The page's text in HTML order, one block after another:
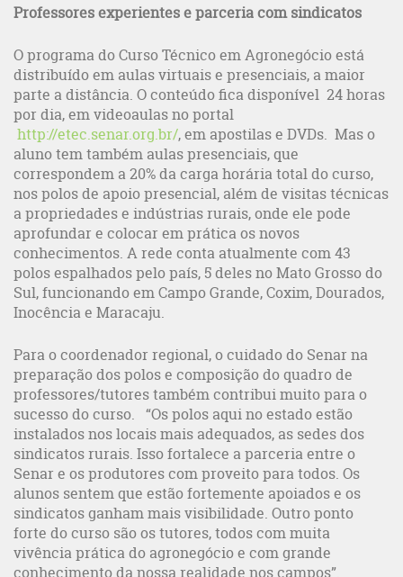
Professores experientes e parceria com sindicatos
O programa do Curso Técnico em Agronegócio está
distribuído em aulas virtuais e presenciais, a maior
parte a distância. O conteúdo fica disponível 24 horas
por dia, em videoaulas no portal
http://etec.senar.org.br/, em apostilas e DVDs. Mas o
aluno tem também aulas presenciais, que
correspondem a 20% da carga horária total do curso,
nos polos de apoio presencial, além de visitas técnicas
a propriedades e indústrias rurais, onde ele pode
aprofundar e colocar em prática os novos
conhecimentos. A rede conta atualmente com 43
polos espalhados pelo país, 5 deles no Mato Grosso do
Sul, funcionando em Campo Grande, Coxim, Dourados,
Inocência e Maracaju.
Para o coordenador regional, o cuidado do Senar na
preparação dos polos e composição do quadro de
professores/tutores também contribui muito para o
sucesso do curso. “Os polos aqui no estado estão
instalados nos locais mais adequados, as sedes dos
sindicatos rurais. Isso fortalece a parceria entre o
Senar e os produtores com proveito para todos. Os
alunos sentem que estão fortemente apoiados e os
sindicatos ganham mais visibilidade. Outro ponto
forte do curso são os tutores, todos com muita
vivência prática do agronegócio e com grande
conhecimento da nossa realidade nos campos”.